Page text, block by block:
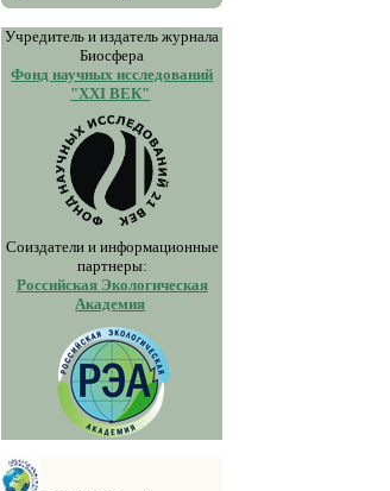
Учредитель и издатель журнала
Биосфера
Фонд научных исследований
"XXI ВЕК"
Соиздатели и информационные
партнеры:
Российская Экологическая
Академия